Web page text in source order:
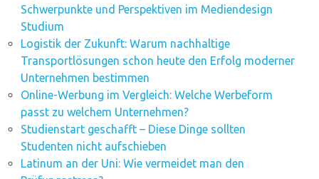
Schwerpunkte und Perspektiven im Mediendesign
Studium
Logistik der Zukunft: Warum nachhaltige
Transportlösungen schon heute den Erfolg moderner
Unternehmen bestimmen
Online-Werbung im Vergleich: Welche Werbeform
passt zu welchem Unternehmen?
Studienstart geschafft – Diese Dinge sollten
Studenten nicht aufschieben
Latinum an der Uni: Wie vermeidet man den